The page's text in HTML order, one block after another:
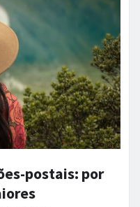
postais: por